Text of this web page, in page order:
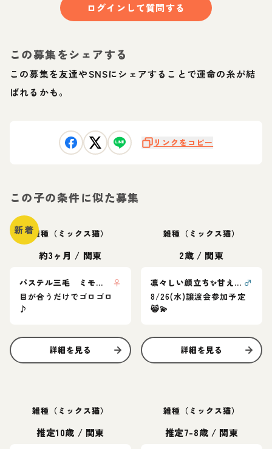
ログインして質問する
この募集をシェアする
この募集を友達やSNSにシェアすることで運命の糸が結
ばれるかも。
リンクをコピー
この子の条件に似た募集
新着雑種（ミックス猫）
約3ヶ月 / 関東
パステル三毛 ミモザちゃん
♀
目が合うだけでゴロゴロ
♪
詳細を見る
雑種（ミックス猫）
2歳 / 関東
凛々しい顔立ち✨甘えん坊プリンス清美くん ♂
8/26(水)譲渡会参加予定
😸💫
詳細を見る
雑種（ミックス猫）
推定10歳 / 関東
雑種（ミックス猫）
推定7-8歳 / 関東